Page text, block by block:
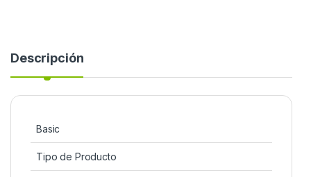
Descripción
Basic
Tipo de Producto